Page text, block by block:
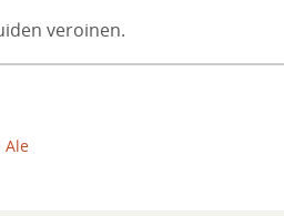
veroinen.
Ale